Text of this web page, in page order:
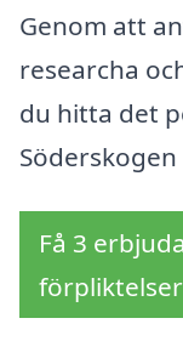
Genom att
researcha
du hitta det
Få 3
förpliktelser